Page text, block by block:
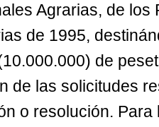
Agrarias, de
de 1995,
de
de las solicitudes
o resolución.